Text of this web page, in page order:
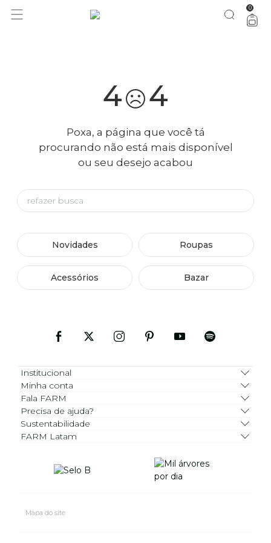
você merece 30% OFF pra comemorar com a gente aproveita! 0
4 4
Poxa, a página que você tá
procurando não está mais disponível
ou seu desejo acabou
Novidades Roupas
Acessórios Bazar
Institucional
Minha conta
Fala FARM
Precisa de ajuda?
Sustentabilidade
FARM Latam
Mapa do site